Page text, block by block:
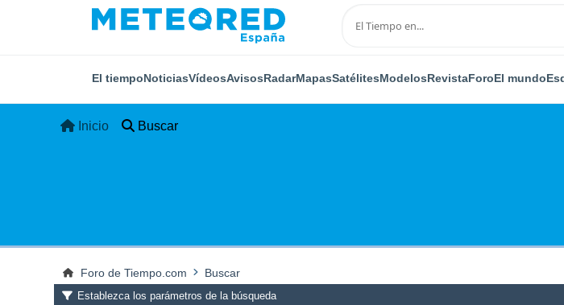
El tiempoNoticiasVídeosAvisosRadarMapasSatélitesModelosRevistaForoEl mundo
Inicio Buscar
Foro de Tiempo.com Buscar
Establezca los parámetros de la búsqueda